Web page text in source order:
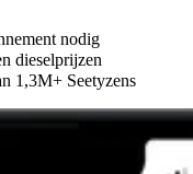
nodig
dieselprijzen
1,3M+ Seetyzens